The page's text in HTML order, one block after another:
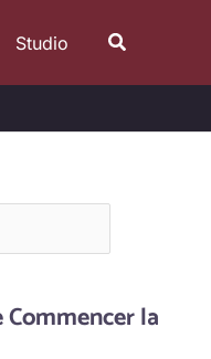
Studio
la